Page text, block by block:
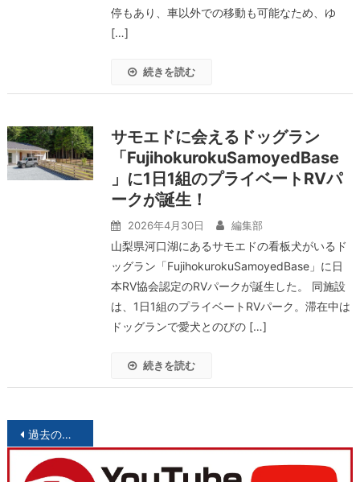
停もあり、車以外での移動も可能なため、ゆ
[…]
続きを読む
サモエドに会えるドッグラン
「FujihokurokuSamoyedBase
」に1日1組のプライベートRVパ
ークが誕生！
2026年4月30日 編集部
山梨県河口湖にあるサモエドの看板犬がいるド
ッグラン「FujihokurokuSamoyedBase」に日
本RV協会認定のRVパークが誕生した。 同施設
は、1日1組のプライベートRVパーク。滞在中は
ドッグランで愛犬とのびの […]
続きを読む
投
稿
過去の投稿